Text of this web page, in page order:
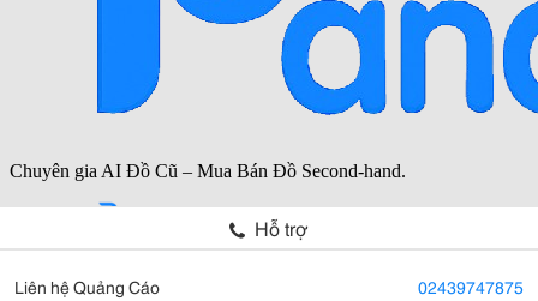
Hỗ trợ
Liên hệ Quảng Cáo 02439747875